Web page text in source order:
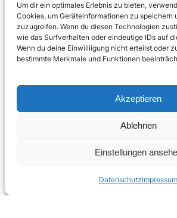
Um dir ein optimales Erlebnis zu bieten,
Cookies, um Geräteinformationen zu speichern
zuzugreifen. Wenn du diesen Technologien
wie das Surfverhalten oder eindeutige IDs auf
Wenn du deine Einwillligung nicht erteilst oder
bestimmte Merkmale und Funktionen
Akzeptieren
Ablehnen
Einstellungen
DatenschutzImpressum
SOZIALE NETZWERKE
Facebook
Instagram
© 2025 · Bürbacher